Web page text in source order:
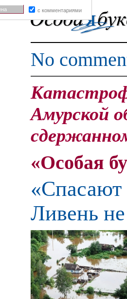
No
Амурской
«Особая
«Спасают
Ливень не
с комментариями